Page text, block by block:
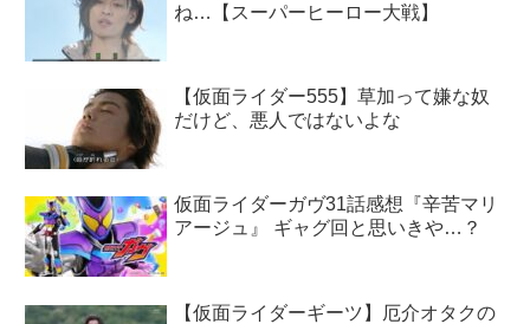
ね…【スーパーヒーロー大戦】
【仮面ライダー555】草加って嫌な奴
だけど、悪人ではないよな
仮面ライダーガヴ31話感想『辛苦マリ
アージュ』 ギャグ回と思いきや…？
【仮面ライダーギーツ】厄介オタクの